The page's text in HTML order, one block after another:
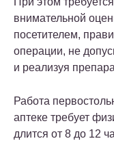
внимательной
посетителем,
операции, не
и реализуя
Работа
аптеке требует
длится от 8 до 12